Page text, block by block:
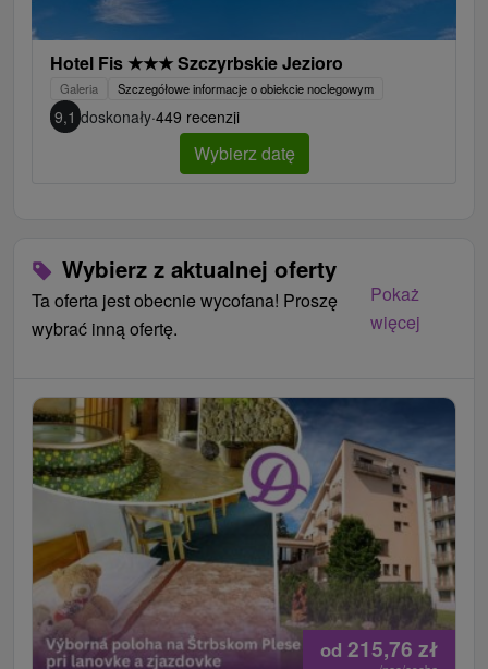
Hotel Fis ★★★Szczyrbskie Jezioro
Galeria Szczegółowe informacje o obiekcie noclegowym
9,1 doskonały·449 recenzji
Wybierz datę
Wybierz z aktualnej oferty
Ta oferta jest obecnie wycofana! Proszę
wybrać inną ofertę.
Pokaż
więcej
od 215,76 zł